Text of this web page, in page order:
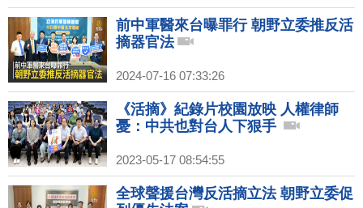
前中軍醫來台曝罪行 朝野立委推反活
摘器官法
2024-07-16 07:33:26
《活摘》紀錄片校園放映 人權律師
憂：中共也對台人下狠手
2023-05-17 08:54:55
全球聲援台灣反活摘立法 朝野立委促